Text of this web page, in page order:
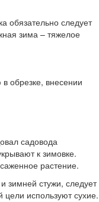
обязательно следует
зима – тяжелое
обрезке, внесении
садовода
к зимовке.
растение.
зимней стужи, следует
используют сухие.